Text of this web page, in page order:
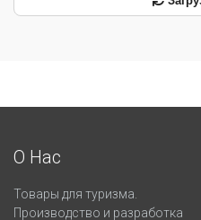
О Нас
Товары для туризма.
Производство и разработка